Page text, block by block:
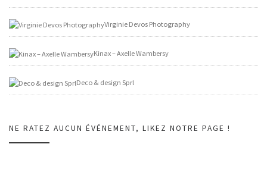
Virginie Devos Photography
Kinax – Axelle Wambersy
Deco & design Sprl
NE RATEZ AUCUN ÉVÉNEMENT, LIKEZ NOTRE PAGE !